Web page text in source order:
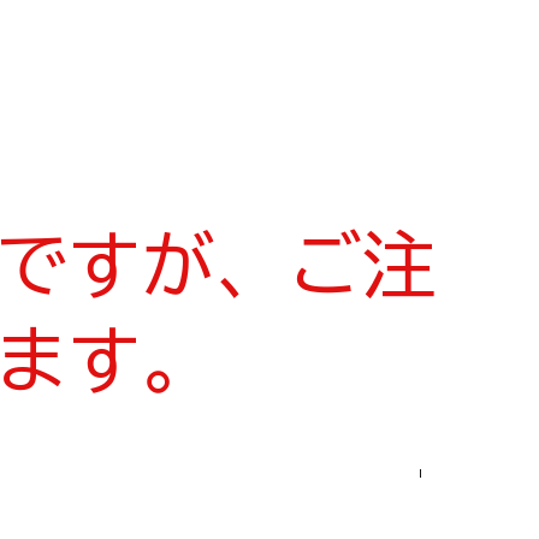
すが、ご注
す。